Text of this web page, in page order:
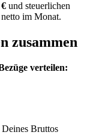
und steuerlichen
netto im Monat.
zusammen
verteilen:
Bruttos